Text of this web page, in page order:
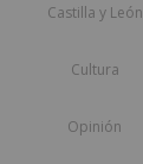
Castilla y León
Cultura
Opinión